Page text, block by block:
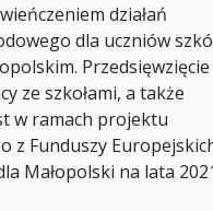
działań
dla uczniów
ze szkołami, a także
w ramach projektu
z Funduszy
Małopolski na lata